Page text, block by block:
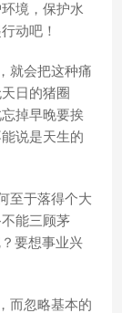
境，保护水
动吧！
就会把这种痛
日的猪圈
掉早晚要挨
说是天生的
至于落得个大
能三顾茅
要想事业兴
而忽略基本的